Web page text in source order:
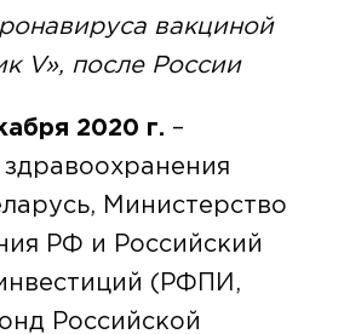
вакциной
V», после России
2020 г. –
Министерство
РФ и Российский
(РФПИ,
Российской